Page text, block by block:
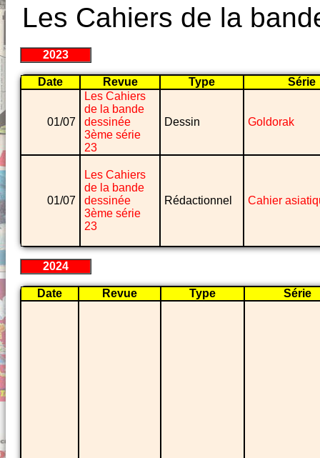
Les Cahiers de la
2023
Date Revue Type Série
01/07
Les Cahiers
de la bande
dessinée
3ème série
23
Dessin Goldorak
01/07
Les Cahiers
de la bande
dessinée
3ème série
23
Rédactionnel Cahier
2024
Date Revue Type Série